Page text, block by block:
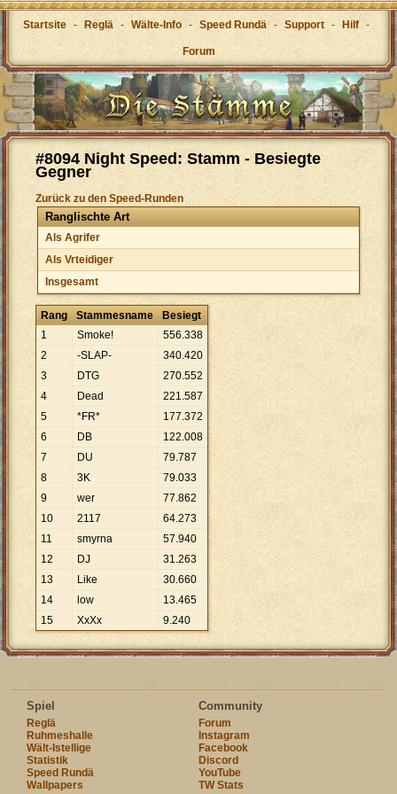
Startsite - Reglä - Wälte-Info - Speed Rundä - Support - Hilf -
Forum
#8094 Night Speed: Stamm - Besiegte
Gegner
Zurück zu den Speed-Runden
Ranglischte Art
Als Agrifer
Als Vrteidiger
Insgesamt
Rang Stammesname
Besiegt
1
Smoke! 556.338
2
-SLAP- 340.420
3
DTG 270.552
4
Dead 221.587
5
*FR* 177.372
6
DB 122.008
7
DU 79.787
8
3K 79.033
9
wer 77.862
10
2117 64.273
11
smyrna 57.940
12
DJ 31.263
13
Like 30.660
14
low 13.465
15
XxXx 9.240
Spiel
Reglä
Ruhmeshalle
Wält-Istellige
Statistik
Speed Rundä
Wallpapers
Community
Forum
Instagram
Facebook
Discord
YouTube
TW Stats